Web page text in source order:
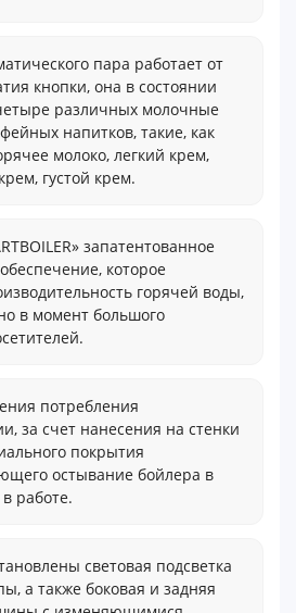
пара работает от
кнопки, она в состоянии
различных молочные
напитков, такие, как
молоко, легкий крем,
густой крем.
запатентованное
которое
горячей воды,
в момент большого
потребления
за счет нанесения на стенки
покрытия
остывание бойлера в
работе.
световая подсветка
а также боковая и задняя